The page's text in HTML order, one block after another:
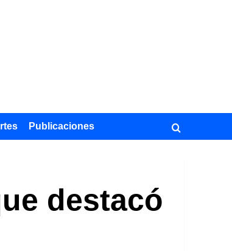
Publicaciones
destacó